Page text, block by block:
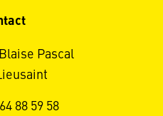
Pascal
88 59 58